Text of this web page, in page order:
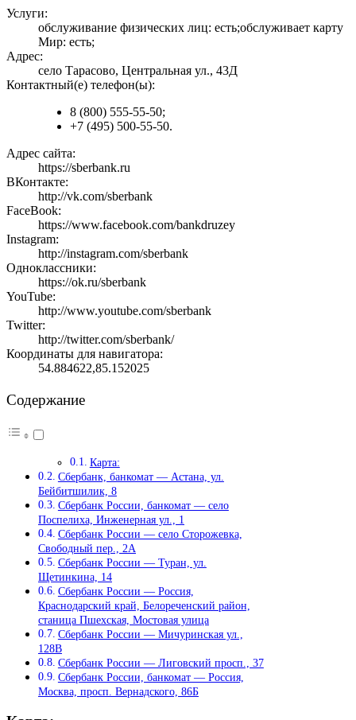
Услуги:
обслуживание физических лиц: есть;обслуживает карту
Мир: есть;
Адрес:
село Тарасово, Центральная ул., 43Д
Контактный(е) телефон(ы):
8 (800) 555-55-50;
+7 (495) 500-55-50.
Адрес сайта:
https://sberbank.ru
ВКонтакте:
http://vk.com/sberbank
FaceBook:
https://www.facebook.com/bankdruzey
Instagram:
http://instagram.com/sberbank
Одноклассники:
https://ok.ru/sberbank
YouTube:
http://www.youtube.com/sberbank
Twitter:
http://twitter.com/sberbank/
Координаты для навигатора:
54.884622,85.152025
Содержание
Карта:
Сбербанк, банкомат — Астана, ул.
Бейбитшилик, 8
Сбербанк России, банкомат — село
Поспелиха, Инженерная ул., 1
Сбербанк России — село Сторожевка,
Свободный пер., 2А
Сбербанк России — Туран, ул.
Щетинкина, 14
Сбербанк России — Россия,
Краснодарский край, Белореченский район,
станица Пшехская, Мостовая улица
Сбербанк России — Мичуринская ул.,
128В
Сбербанк России — Лиговский просп., 37
Сбербанк России, банкомат — Россия,
Москва, просп. Вернадского, 86Б